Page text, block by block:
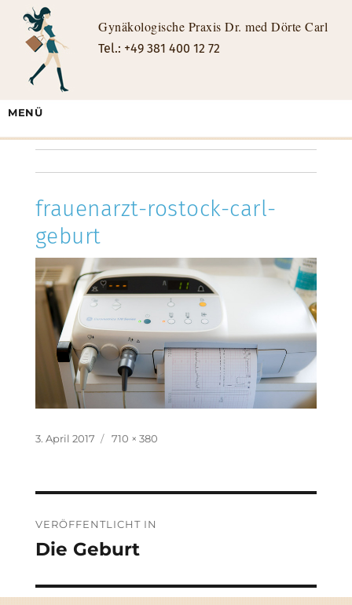
Gynäkologische Praxis Dr. med Dörte Carl
Tel.: +49 381 400 12 72
MENÜ
frauenarzt-rostock-carl-
geburt
Veröffentlicht
3. April 2017 Originalgröße
710 × 380
VERÖFFENTLICHT IN
Die Geburt